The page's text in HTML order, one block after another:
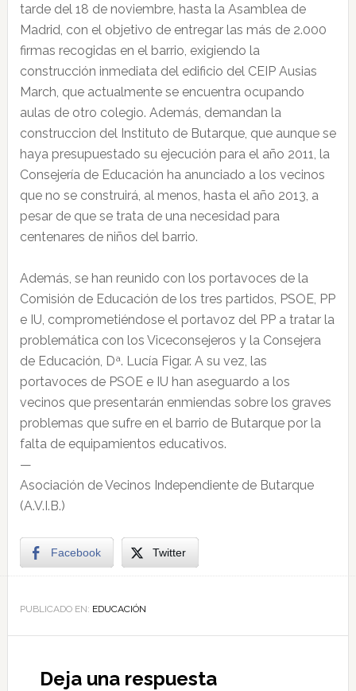
tarde del 18 de noviembre, hasta la Asamblea de
Madrid, con el objetivo de entregar las más de 2.000
firmas recogidas en el barrio, exigiendo la
construcción inmediata del edificio del CEIP Ausias
March, que actualmente se encuentra ocupando
aulas de otro colegio. Además, demandan la
construccion del Instituto de Butarque, que aunque se
haya presupuestado su ejecución para el año 2011, la
Consejería de Educación ha anunciado a los vecinos
que no se construirá, al menos, hasta el año 2013, a
pesar de que se trata de una necesidad para
centenares de niños del barrio.
Además, se han reunido con los portavoces de la
Comisión de Educación de los tres partidos, PSOE, PP
e IU, comprometiéndose el portavoz del PP a tratar la
problemática con los Viceconsejeros y la Consejera
de Educación, Dª. Lucía Figar. A su vez, las
portavoces de PSOE e IU han aseguardo a los
vecinos que presentarán enmiendas sobre los graves
problemas que sufre en el barrio de Butarque por la
falta de equipamientos educativos.
—
Asociación de Vecinos Independiente de Butarque
(A.V.I.B.)
Facebook Twitter
PUBLICADO EN: EDUCACIÓN
Deja una respuesta